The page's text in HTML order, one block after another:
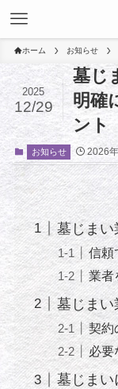
ホーム お知らせ
墓じ
明確
ント
2025
12/29
お知らせ 2026
墓じまい
信頼
業者
墓じまい
契約
必要
墓じまい